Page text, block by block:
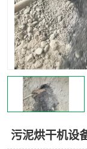
污泥烘干机设
分子膜发酵堆